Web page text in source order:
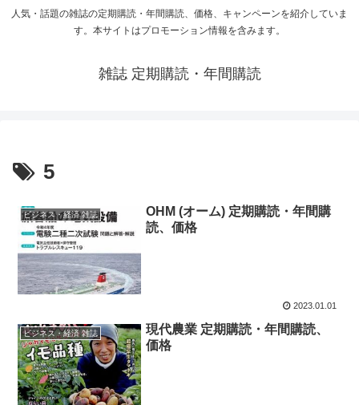
人気・話題の雑誌の定期購読・年間購読、価格、キャンペーンを紹介していま
す。本サイトはプロモーション情報を含みます。
雑誌 定期購読・年間購読
5
ビジネス・経済 雑誌
OHM (オーム) 定期購読・年間購
読、価格
2023.01.01
ビジネス・経済 雑誌
現代農業 定期購読・年間購読、
価格